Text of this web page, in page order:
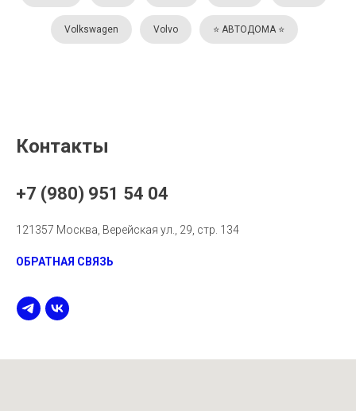
Volkswagen Volvo ⭐️ АВТОДОМА ⭐️
Контакты
+7 (980) 951 54 04
121357 Москва, Верейская ул., 29, стр. 134
ОБРАТНАЯ СВЯЗЬ